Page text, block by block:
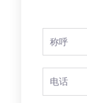
Name
Phone